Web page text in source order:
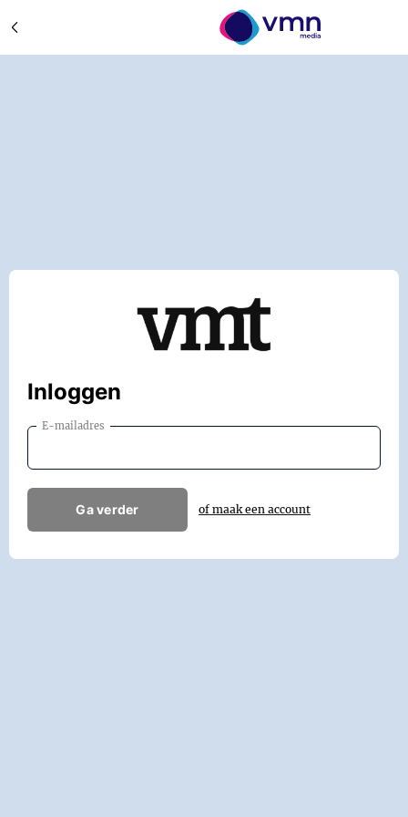
Inloggen
E-mailadres
Ga verder of maak een account